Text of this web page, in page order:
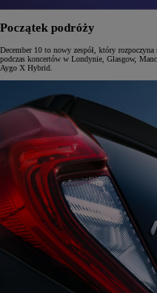
Początek podróży
December 10 to nowy zespół, który
podczas koncertów w Londynie, Glasgow,
Aygo X Hybrid.